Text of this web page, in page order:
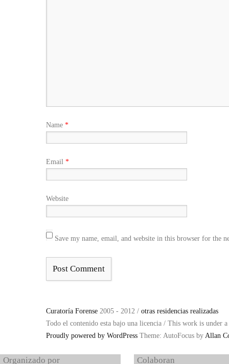
Name *
Email *
Website
Save my name, email, and website in this browser for the
Curatoría Forense 2005 - 2012 / otras residencias realizadas
Todo el contenido esta bajo una licencia / This work is under a
Proudly powered by WordPress Theme: AutoFocus by Allan
Organizado por Colaboran